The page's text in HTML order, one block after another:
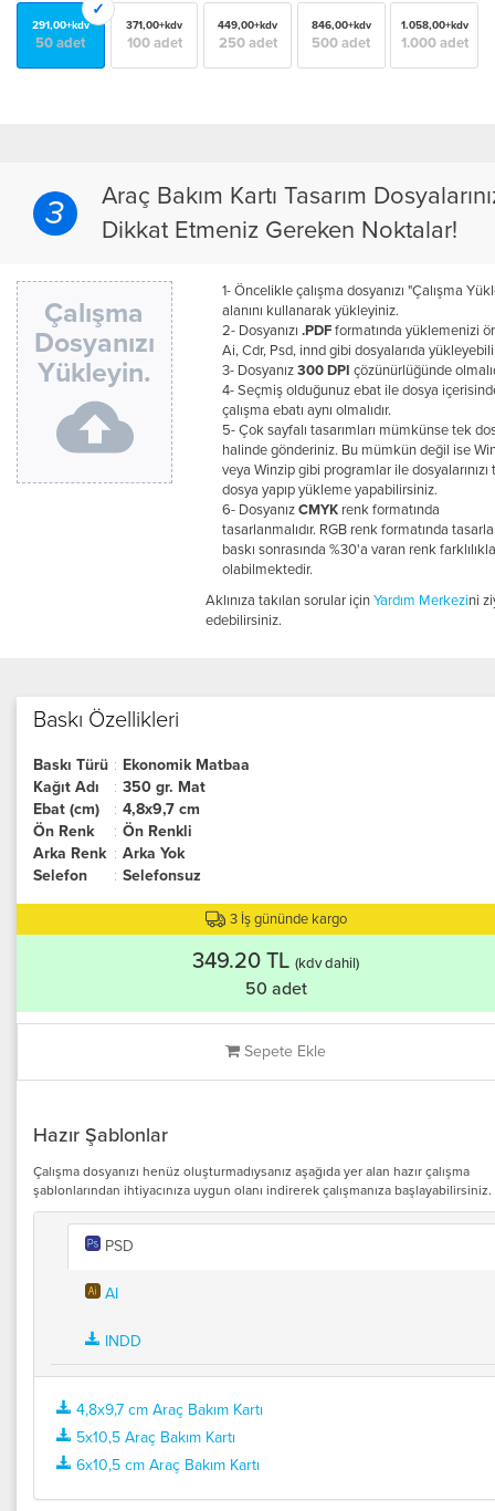
291,00+kdv
50 adet
371,00+kdv
100 adet
449,00+kdv
250 adet
846,00+kdv
500 adet
1.058,00+kdv
1.000 adet
3
Araç Bakım Kartı Tasarım
Dikkat Etmeniz Gereken Noktalar!
Çalışma
Dosyanızı
Yükleyin.
1- Öncelikle çalışma dosyanızı "Çalışma
alanını kullanarak yükleyiniz.
2- Dosyanızı .PDFformatında yüklemenizi
Ai, Cdr, Psd, innd gibi dosyalarıda
3- Dosyanız300 DPI çözünürlüğünde
4- Seçmiş olduğunuz ebat ile dosya
çalışma ebatı aynı olmalıdır.
5- Çok sayfalı tasarımları mümkünse tek
halinde gönderiniz. Bu mümkün değil ise
veya Winzip gibi programlar ile dosyalarınızı
dosya yapıp yükleme yapabilirsiniz.
6- DosyanızCMYK renk formatında
tasarlanmalıdır. RGB renk formatında
baskı sonrasında %30'a varan renk
olabilmektedir.
Aklınıza takılan sorular içinYardım Merkezini
edebilirsiniz.
Baskı Özellikleri
Baskı Türü : Ekonomik Matbaa
Kağıt Adı
: 350 gr. Mat
Ebat (cm)
: 4,8x9,7 cm
Ön Renk
: Ön Renkli
Arka Renk : Arka Yok
Selefon
: Selefonsuz
3 İş gününde kargo
349.20 TL (kdv dahil)
50 adet
Sepete Ekle
Hazır Şablonlar
Çalışma dosyanızı henüz oluşturmadıysanız aşağıda yer alan hazır çalışma
şablonlarından ihtiyacınıza uygun olanı indirerek çalışmanıza başlayabilirsiniz.
PSD
AI
INDD
4,8x9,7 cm Araç Bakım Kartı
5x10,5 Araç Bakım Kartı
6x10,5 cm Araç Bakım Kartı